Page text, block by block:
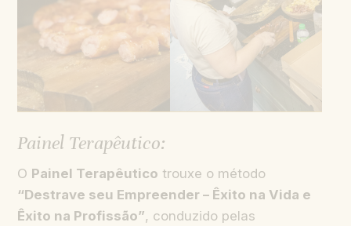
Painel Terapêutico:
O Painel Terapêutico trouxe o método
“Destrave seu Empreender – Êxito na Vida e
Êxito na Profissão”, conduzido pelas